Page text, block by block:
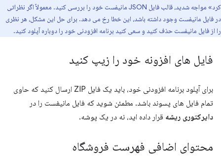
کرد» مواجه شدید، قالب فایل JSON مانیفست خود را بررسی کنید. معمولاً اگر نظراتی
در فایل مانیفست وجود داشته باشد، این خطا رخ می دهد. برای حل این مشکل، هر نظری
را از فایل مانیفست حذف کنید و سعی کنید برنامه افزودنی خود را دوباره آپلود کنید.
فایل های افزونه خود را زیپ کنید
برای آپلود برنامه افزودنی خود، باید یک فایل ZIP ارسال کنید که حاوی
تمام فایل های پسوند باشد. مطمئن شوید که فایل مانیفست را در
دایرکتوری ریشه قرار داده اید، نه در یک پوشه.
محتوای اضافی فهرست فروشگاه